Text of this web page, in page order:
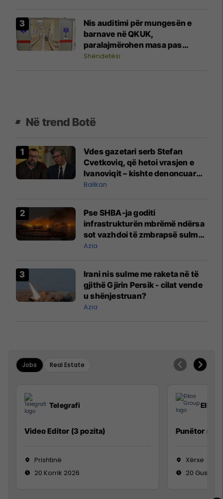
Nis auditimi për mungesën e
barnave në QKUK,
paralajmërohen masa pas
gjetjeve për Pediatri
Shëndetësi
Në trend Botë
Vdes gazetari serb Stefan
Cvetkoviq, që hetoi vrasjen e
Ivanoviqit – kishte denoncuar
kërcënime ndaj vëllezërve
Ballkan
Pse SHBA-ja goditi
infrastrukturën mbrëmë ndërsa
sot vazhdoi të zmbrapsë sulmet
iraniane
Azia
Irani nis sulme me raketa në të
gjithë Gjirin Persik - cilat vende
u shënjestruan?
Azia
Jobs Real Estate
Telegrafi
Video Editor (3 pozita)
Prishtinë
20 Korrik 2026
Elkos
Punëtor në
Xërxe
20 Gusht